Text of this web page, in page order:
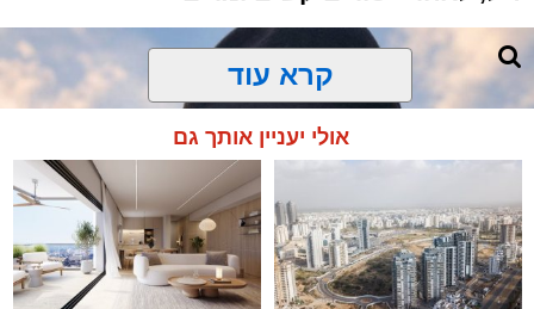
החובשים והפרמדיקים שהגיעו למקום העניקו
לפצוע טיפול רפואי ראשוני, ולאחר מכן הוא פונה
להמשך טיפול בבית החולים כשמצבו מוגדר בינוני.
כוחות משטרה שהגיעו למקום סגרו את הזירה
ופתחו בחקירה לבדיקת נסיבות האירוע ולאיתור
החשודים.
בעקבות הירי, כל היציאות מאשדוד חסומות
באמצעות מחסומים משטרתיים בניסיון ללכוד את
קרא עוד
אולי יעניין אותך גם